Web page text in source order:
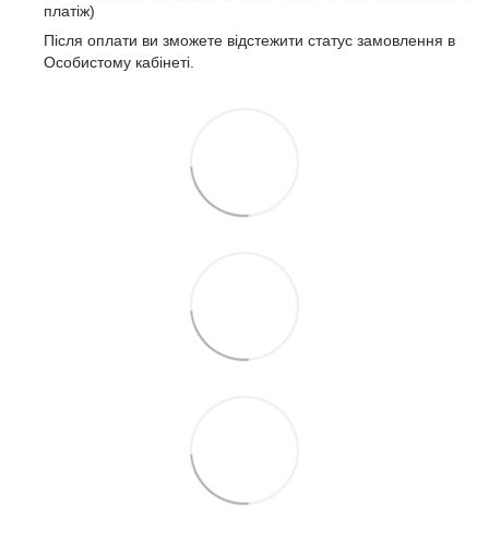
платіж)
Після оплати ви зможете відстежити статус замовлення в
Особистому кабінеті.